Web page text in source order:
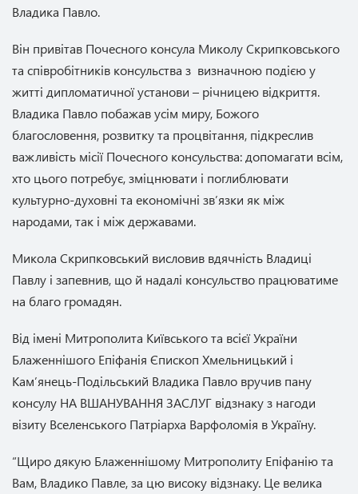
Владика Павло.
Він привітав Почесного консула Миколу Скрипковського
та співробітників консульства з визначною подією у
житті дипломатичної установи – річницею відкриття.
Владика Павло побажав усім миру, Божого
благословення, розвитку та процвітання, підкреслив
важливість місії Почесного консульства: допомагати всім,
хто цього потребує, зміцнювати і поглиблювати
культурно-духовні та економічні зв’язки як між
народами, так і між державами.
Микола Скрипковський висловив вдячність Владиці
Павлу і запевнив, що й надалі консульство працюватиме
на благо громадян.
Від імені Митрополита Київського та всієї України
Блаженнішого Епіфанія Єпископ Хмельницький і
Кам’янець-Подільський Владика Павло вручив пану
консулу НА ВШАНУВАННЯ ЗАСЛУГ відзнаку з нагоди
візиту Вселенського Патріарха Варфоломія в Україну.
“Щиро дякую Блаженнішому Митрополиту Епіфанію та
Вам, Владико Павле, за цю високу відзнаку. Це велика